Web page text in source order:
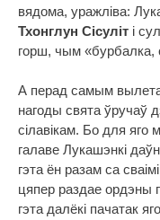
вядома, уражліва:
Тхонглун Сісуліт і
горш, чым «бурбалка,
А перад самым
нагоды свята ўручаў
сілавікам. Бо для
галаве Лукашэнкі
гэта ён разам са
цяпер раздае ордэны
гэта далёкі пачатак